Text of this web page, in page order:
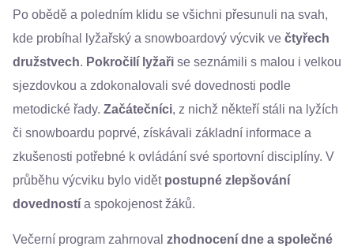
Po obědě a poledním klidu se všichni přesunuli na svah,
kde probíhal lyžařský a snowboardový výcvik ve čtyřech
družstvech. Pokročilí lyžaři se seznámili s malou i velkou
sjezdovkou a zdokonalovali své dovednosti podle
metodické řady. Začátečníci, z nichž někteří stáli na lyžích
či snowboardu poprvé, získávali základní informace a
zkušenosti potřebné k ovládání své sportovní disciplíny. V
průběhu výcviku bylo vidět postupné zlepšování
dovedností a spokojenost žáků.
Večerní program zahrnoval zhodnocení dne a společné